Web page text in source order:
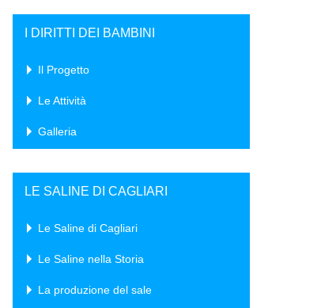
I DIRITTI DEI BAMBINI
Il Progetto
Le Attività
Galleria
LE SALINE DI CAGLIARI
Le Saline di Cagliari
Le Saline nella Storia
La produzione del sale